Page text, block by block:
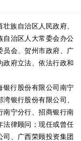
族自治区人民政府、
自治区人大常委会办公
员会、贺州市政府、广
政府立法、依法行政和
银行股份有限公司南宁
银行股份有限公司、
南宁分行、招商银行南
法律顾问；现任或曾任
司、广西荣顾投资集团